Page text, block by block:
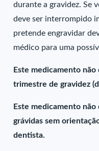
durante a gravidez. Se
deve ser interrompido
pretende engravidar
médico para uma
Este medicamento
trimestre de gravidez
Este medicamento
grávidas sem
dentista.